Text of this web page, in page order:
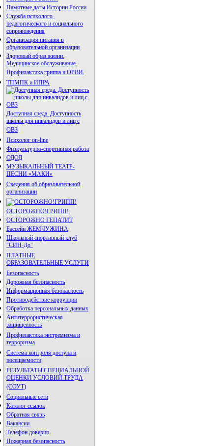
Памятные даты Истории России
Служба психолого-
педагогического и социального
сопровождения
Организация питания в
образовательной организации
Здоровый образ жизни.
Медицинское обслуживание.
Профилактика гриппа и ОРВИ.
ТПМПК и ИПРА
Доступная среда. Доступность
школы для инвалидов и лиц с
ОВЗ
Психолог on-line
Физкультурно-спортивная работа
ОДОД
МУЗЫКАЛЬНЫЙ ТЕАТР-
ПЕСНИ «МАКИ»
Сведения об образовательной
организации
ОСТОРОЖНО!ГРИПП!
ОСТОРОЖНО ГЕПАТИТ
Бассейн ЖЕМЧУЖИНА
Школьный спортивный клуб
"СИН-До"
ПЛАТНЫЕ
ОБРАЗОВАТЕЛЬНЫЕ УСЛУГИ
Безопасность
Дорожная безопасность
Информационная безопасность
Противодействие коррупции
Обработка персональных данных
Антитеррористическая
защищенность
Профилактика экстремизма и
терроризма
Система контроля доступа и
посещаемости
РЕЗУЛЬТАТЫ СПЕЦИАЛЬНОЙ
ОЦЕНКИ УСЛОВИЙ ТРУДА
(СОУТ)
Социальные сети
Каталог ссылок
Обратная связь
Вакансии
Телефон доверия
Пожарная безопасность